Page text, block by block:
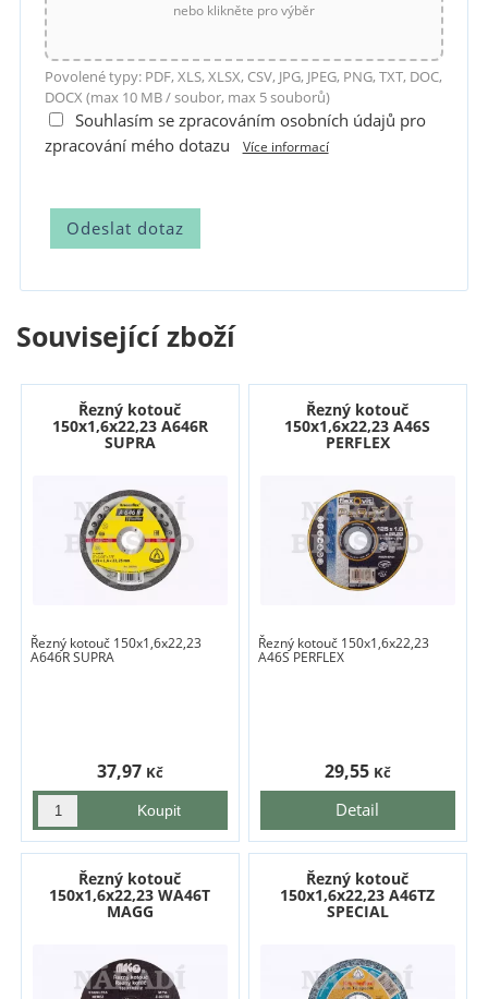
nebo klikněte pro výběr
Povolené typy: PDF, XLS, XLSX, CSV, JPG, JPEG, PNG, TXT, DOC,
DOCX (max 10 MB / soubor, max 5 souborů)
Souhlasím se zpracováním osobních údajů pro
zpracování mého dotazu
Více informací
Související zboží
Řezný kotouč
150x1,6x22,23 A646R
SUPRA
Řezný kotouč 150x1,6x22,23
A646R SUPRA
37,97 Kč
Řezný kotouč
150x1,6x22,23 A46S
PERFLEX
Řezný kotouč 150x1,6x22,23
A46S PERFLEX
Detail
29,55 Kč
Řezný kotouč
150x1,6x22,23 WA46T
MAGG
Řezný kotouč
150x1,6x22,23 A46TZ
SPECIAL